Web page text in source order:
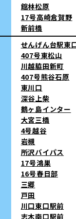
館林松原
17号高崎倉賀野
新前橋
せんげん台駅東
407号東松山
川越脇田新町
407号熊谷石原
東川口
深谷上柴
鶴ヶ島インター
大宮三橋
4号越谷
岩槻
所沢バイパス
17号鴻巣
16号春日部
三郷
戸田
川口東口駅前
志木南口駅前